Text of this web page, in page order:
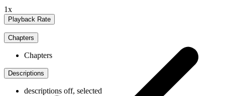
1x
Playback Rate
Chapters
Chapters
Descriptions
descriptions off, selected